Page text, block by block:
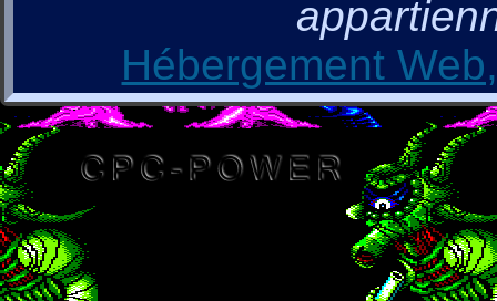
Hébergement